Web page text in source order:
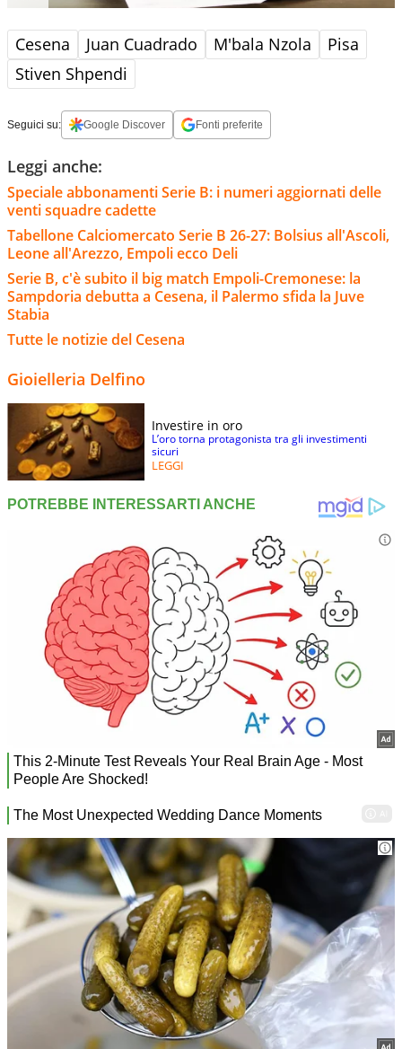
Cesena Juan Cuadrado M'bala Nzola
Pisa
Stiven Shpendi
Seguici su: Google Discover Fonti preferite
Leggi anche:
Speciale abbonamenti Serie B: i numeri aggiornati delle
venti squadre cadette
Tabellone Calciomercato Serie B 26-27: Bolsius all'Ascoli,
Leone all'Arezzo, Empoli ecco Deli
Serie B, c'è subito il big match Empoli-Cremonese: la
Sampdoria debutta a Cesena, il Palermo sfida la Juve
Stabia
Tutte le notizie del Cesena
Gioielleria Delfino
Investire in oro
L’oro torna protagonista tra gli investimenti
sicuri
LEGGI